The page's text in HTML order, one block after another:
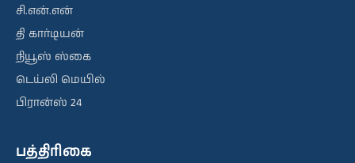
சி.என்.என்
தி கார்டியன்
நியூஸ் ஸ்கை
டெய்லி மெயில்
பிரான்ஸ் 24
பத்திரிகை